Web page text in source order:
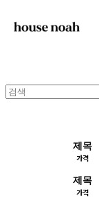
제목
가격
제목
가격